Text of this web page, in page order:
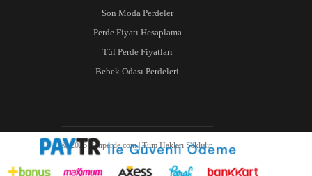
Son Moda Perdeler
Perde Fiyatı Hesaplama
Tül Perde Fiyatları
Bebek Odası Perdeleri
© 2026 Ranperde.com | Tüm Hakları Saklıdır.